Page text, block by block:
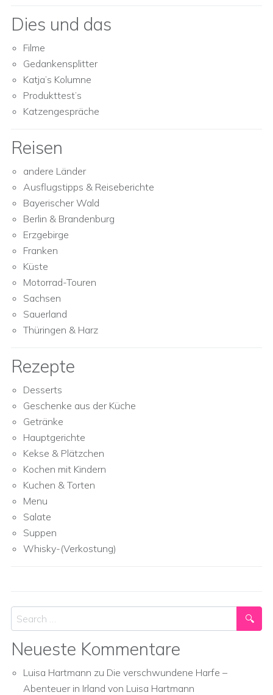
Dies und das
Filme
Gedankensplitter
Katja’s Kolumne
Produkttest’s
Katzengespräche
Reisen
andere Länder
Ausflugstipps & Reiseberichte
Bayerischer Wald
Berlin & Brandenburg
Erzgebirge
Franken
Küste
Motorrad-Touren
Sachsen
Sauerland
Thüringen & Harz
Rezepte
Desserts
Geschenke aus der Küche
Getränke
Hauptgerichte
Kekse & Plätzchen
Kochen mit Kindern
Kuchen & Torten
Menu
Salate
Suppen
Whisky-(Verkostung)
Search
Neueste Kommentare
Luisa Hartmann zu Die verschwundene Harfe –
Abenteuer in Irland von Luisa Hartmann